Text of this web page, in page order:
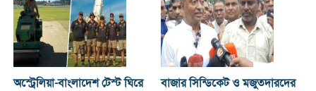
অস্ট্রেলিয়া-বাংলাদেশ টেস্ট ঘিরে
বাজার সিন্ডিকেট ও মজুতদারদের